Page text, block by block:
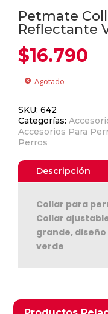
Petmate
Reflectante
$16.790
cancel Agotado
SKU:642
Categorías:
Accesorios Para
Perros
Descripción
Collar para
Collar
grande,
verde